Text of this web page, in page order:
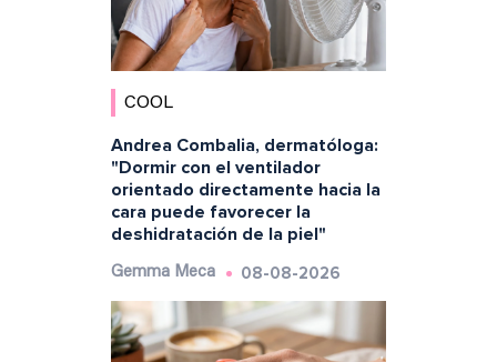
COOL
Andrea Combalia, dermatóloga:
"Dormir con el ventilador
orientado directamente hacia la
cara puede favorecer la
deshidratación de la piel"
Gemma Meca 08-08-2026